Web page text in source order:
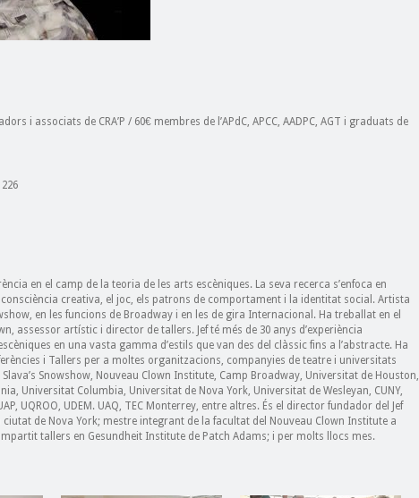
i associats de CRA’P / 60€ membres de l’APdC, APCC, AADPC, AGT i graduats de
en el camp de la teoria de les arts escèniques. La seva recerca s’enfoca en
consciència creativa, el joc, els patrons de comportament i la identitat social. Artista
en les funcions de Broadway i en les de gira Internacional. Ha treballat en el
assessor artístic i director de tallers. Jef té més de 30 anys d’experiència
en una vasta gamma d’estils que van des del clàssic fins a l’abstracte. Ha
i Tallers per a moltes organitzacions, companyies de teatre i universitats
Snowshow, Nouveau Clown Institute, Camp Broadway, Universitat de Houston,
Universitat Columbia, Universitat de Nova York, Universitat de Wesleyan, CUNY,
UQROO, UDEM. UAQ, TEC Monterrey, entre altres. És el director fundador del Jef
ciutat de Nova York; mestre integrant de la facultat del Nouveau Clown Institute a
tallers en Gesundheit Institute de Patch Adams; i per molts llocs mes.